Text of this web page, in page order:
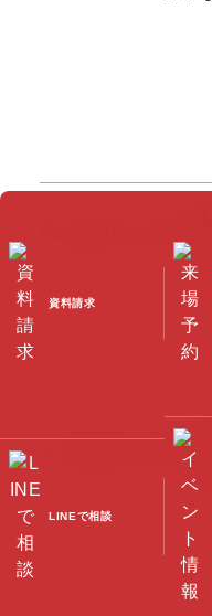
資料請求
LINEで相談